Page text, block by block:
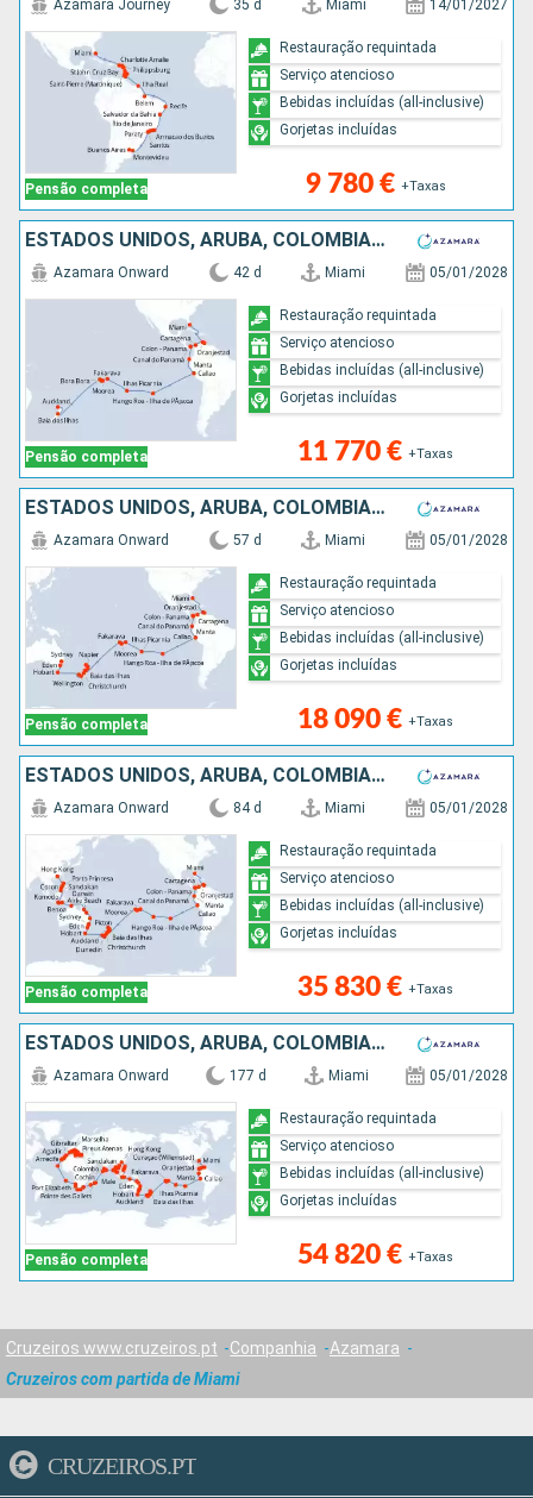
Pensão completa
Azamara Journey 35 d Miami 14/01/2027
9 780 € +Taxas
Restauração requintada
Serviço atencioso
Bebidas incluídas (all-inclusive)
Gorjetas incluídas
ESTADOS UNIDOS, ARUBA, COLÔMBIA, PANAMA, EQUADOR, PERÚ, CHILE, REINO UNIDO, FRANÇA, NOVA ZELANDIA
Pensão completa
Azamara Onward 42 d Miami 05/01/2028
11 770 € +Taxas
Restauração requintada
Serviço atencioso
Bebidas incluídas (all-inclusive)
Gorjetas incluídas
ESTADOS UNIDOS, ARUBA, COLÔMBIA, PANAMA, EQUADOR, PERÚ, CHILE, REINO UNIDO, FRANÇA, NOVA ZELANDIA, AUSTRALIA
Pensão completa
Azamara Onward 57 d Miami 05/01/2028
18 090 € +Taxas
Restauração requintada
Serviço atencioso
Bebidas incluídas (all-inclusive)
Gorjetas incluídas
ESTADOS UNIDOS, ARUBA, COLÔMBIA, PANAMA, EQUADOR, PERÚ, CHILE, REINO UNIDO, FRANÇA, NOVA ZELANDIA, AUSTRALIA, INDONÉSIA, MALÁSIA, FILIPINAS, CHINA
Pensão completa
Azamara Onward 84 d Miami 05/01/2028
35 830 € +Taxas
Restauração requintada
Serviço atencioso
Bebidas incluídas (all-inclusive)
Gorjetas incluídas
ESTADOS UNIDOS, ARUBA, COLÔMBIA, PANAMA, EQUADOR, PERÚ, CHILE, REINO UNIDO, FRANÇA, NOVA ZELANDIA, AUSTRALIA, INDONÉSIA, FILIPINAS, CHINA, VIETNAM, TAILÂNDIA, SINGAPURA, MALÁSIA, SRI LANKA, ÍNDIA, MAL
Pensão completa
Azamara Onward 177 d Miami 05/01/2028
54 820 € +Taxas
Restauração requintada
Serviço atencioso
Bebidas incluídas (all-inclusive)
Gorjetas incluídas
Cruzeiros www.cruzeiros.pt Companhia
Azamara
Cruzeiros com partida de Miami
CRUZEIROS.PT